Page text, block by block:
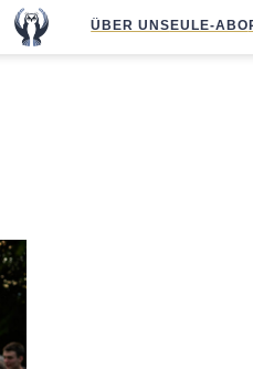
ÜBER UNS EULE-ABO